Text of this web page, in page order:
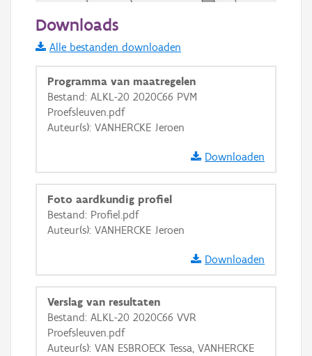
Informatie Vlaanderen
i
+ −
Basis Lagen
Ortho
GRB-Basiskaart in grijswaarden
Downloads
Alle bestanden downloaden
Programma van maatregelen
Bestand: ALKL-20 2020C66 PVM
Proefsleuven.pdf
Auteur(s): VANHERCKE Jeroen
Downloaden
Foto aardkundig profiel
Bestand: Profiel.pdf
Auteur(s): VANHERCKE Jeroen
Downloaden
Verslag van resultaten
Bestand: ALKL-20 2020C66 VVR
Proefsleuven.pdf
Auteur(s): VAN ESBROECK Tessa, VANHERCKE